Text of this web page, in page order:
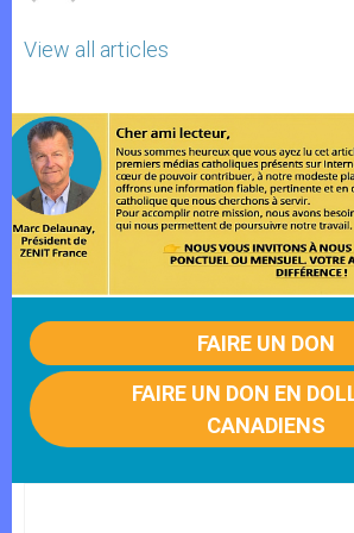
View all articles
FAIRE UN DON
FAIRE UN DON EN
CANADIENS